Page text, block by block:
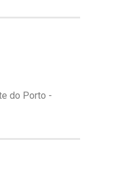
do Porto -